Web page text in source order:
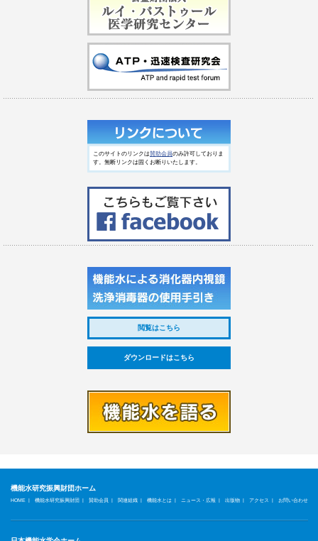
このサイトのリンクは賛助会員のみ許可しておりま
す。無断リンクは固くお断りいたします。
閲覧はこちら
ダウンロードはこちら
機能水研究振興財団ホーム
HOME| 機能水研究振興財団| 賛助会員 | 関連組織| 機能水とは| ニュース・広報 | 出版物| アクセス | お問い合わせ